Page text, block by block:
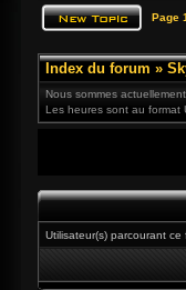
Page 1
Index du forum »
Nous sommes
Les heures sont au format
Utilisateur(s) parcourant